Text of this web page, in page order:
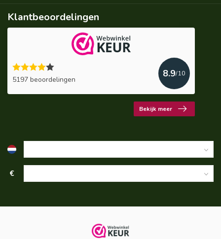
Klantbeoordelingen
5197 beoordelingen
8.9/10
Bekijk meer
€